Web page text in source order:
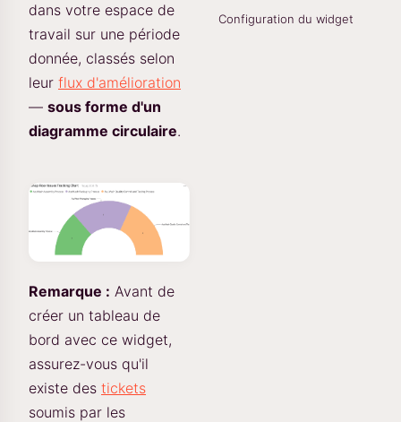
dans votre espace de
travail sur une période
donnée, classés selon
leur flux d'amélioration
— sous forme d'un
diagramme circulaire.
Remarque : Avant de
créer un tableau de
bord avec ce widget,
assurez-vous qu'il
existe des tickets
soumis par les
Configuration du widget